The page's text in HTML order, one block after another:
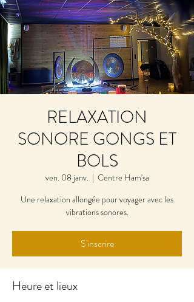
RELAXATION
SONORE GONGS ET
BOLS
ven. 08 janv.
  |
Centre Ham'sa
Une relaxation allongée pour voyager avec les
vibrations sonores.
S'inscrire
Heure et lieux